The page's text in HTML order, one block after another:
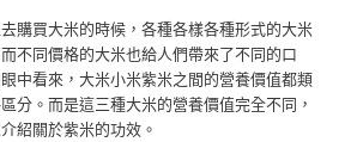
購買大米的時候，各種各樣各種形式的大米
不同價格的大米也給人們帶來了不同的口
中看來，大米小米紫米之間的營養價值都類
分。而是這三種大米的營養價值完全不同，
紹關於紫米的功效。